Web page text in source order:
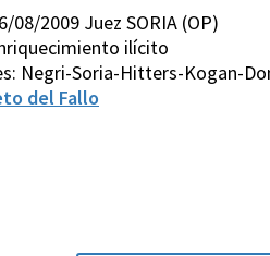
08/2009 Juez SORIA (OP)
ilícito
Negri-Soria-Hitters-Kogan-
del Fallo